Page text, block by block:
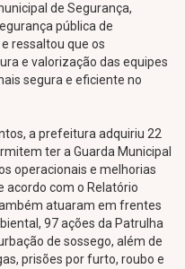
de Segurança,
pública de
ressaltou que os
e valorização das equipes
segura e eficiente no
a prefeitura adquiriu 22
ter a Guarda Municipal
operacionais e melhorias
acordo com o Relatório
atuaram em frentes
97 ações da Patrulha
de sossego, além de
prisões por furto, roubo e